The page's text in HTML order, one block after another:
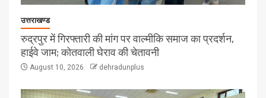
उत्तराखण्ड
रुद्रपुर में गिरफ्तारी की मांग पर वाल्मीकि समाज का प्रदर्शन,
हाईवे जाम; कोतवाली घेराव की चेतावनी
August 10, 2026 dehradunplus